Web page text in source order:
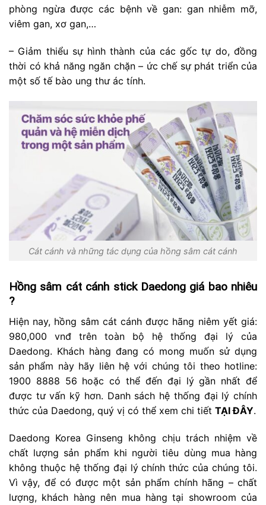
phòng ngừa được các bệnh về gan: gan nhiễm mỡ,
viêm gan, xơ gan,…
– Giảm thiểu sự hình thành của các gốc tự do, đồng
thời có khả năng ngăn chặn – ức chế sự phát triển của
một số tế bào ung thư ác tính.
Cát cánh và những tác dụng của hồng sâm cát cánh
Hồng sâm cát cánh stick Daedong giá bao nhiêu
?
Hiện nay, hồng sâm cát cánh được hãng niêm yết giá:
980,000 vnđ trên toàn bộ hệ thống đại lý của
Daedong. Khách hàng đang có mong muốn sử dụng
sản phẩm này hãy liên hệ với chúng tôi theo hotline:
1900 8888 56 hoặc có thể đến đại lý gần nhất để
được tư vấn kỹ hơn. Danh sách hệ thống đại lý chính
thức của Daedong, quý vị có thể xem chi tiết TẠI ĐÂY.
Daedong Korea Ginseng không chịu trách nhiệm về
chất lượng sản phẩm khi người tiêu dùng mua hàng
không thuộc hệ thống đại lý chính thức của chúng tôi.
Vì vậy, để có được một sản phẩm chính hãng – chất
lượng, khách hàng nên mua hàng tại showroom của